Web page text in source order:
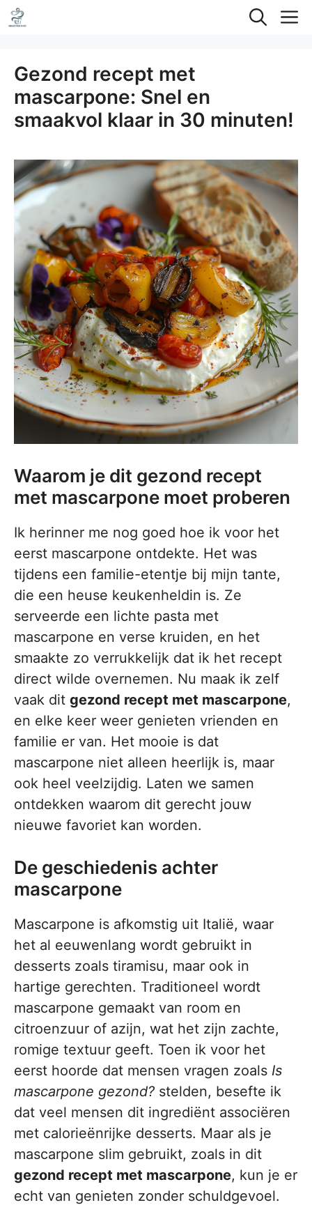
Ga
naar
inhoud
Gezond recept met
mascarpone: Snel en
smaakvol klaar in 30 minuten!
Waarom je dit gezond recept
met mascarpone moet proberen
Ik herinner me nog goed hoe ik voor het
eerst mascarpone ontdekte. Het was
tijdens een familie-etentje bij mijn tante,
die een heuse keukenheldin is. Ze
serveerde een lichte pasta met
mascarpone en verse kruiden, en het
smaakte zo verrukkelijk dat ik het recept
direct wilde overnemen. Nu maak ik zelf
vaak dit gezond recept met mascarpone,
en elke keer weer genieten vrienden en
familie er van. Het mooie is dat
mascarpone niet alleen heerlijk is, maar
ook heel veelzijdig. Laten we samen
ontdekken waarom dit gerecht jouw
nieuwe favoriet kan worden.
De geschiedenis achter
mascarpone
Mascarpone is afkomstig uit Italië, waar
het al eeuwenlang wordt gebruikt in
desserts zoals tiramisu, maar ook in
hartige gerechten. Traditioneel wordt
mascarpone gemaakt van room en
citroenzuur of azijn, wat het zijn zachte,
romige textuur geeft. Toen ik voor het
eerst hoorde dat mensen vragen zoals Is
mascarpone gezond? stelden, besefte ik
dat veel mensen dit ingrediënt associëren
met calorieënrijke desserts. Maar als je
mascarpone slim gebruikt, zoals in dit
gezond recept met mascarpone, kun je er
echt van genieten zonder schuldgevoel.